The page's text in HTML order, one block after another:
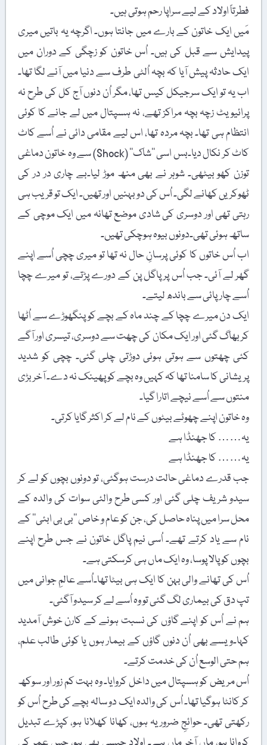
فطرتاً اولاد کے لیے سراپا رحم ہوتی ہیں۔
مَیں ایک خاتون کے بارے میں جانتا ہوں۔ اگرچہ یہ باتیں میری
پیدایش سے قبل کی ہیں۔ اُس خاتون کو زچگی کے دوران میں
ایک حادثہ پیش آیا کہ بچہ اُلٹی طرف سے دنیا میں آنے لگا تھا۔
اب یہ تو ایک سرجیکل کیس تھا، مگر اُن دنوں آج کل کی طرح نہ
پرائیویٹ زچہ بچہ مراکز تھے، نہ ہسپتال میں لے جانے کا کوئی
انتظام ہی تھا۔ بچہ مردہ تھا، اس لیے مقامی دائی نے اُسے کاٹ
کاٹ کر نکال دیا۔بس اسی ’’شاک‘‘ (Shock) سے وہ خاتون دماغی
توزن کھو بیٹھی۔ شوہر نے بھی منھ موڑ لیا۔بے چاری در در کی
ٹھوکریں کھانے لگی۔ اُس کی دو بہنیں اور تھیں۔ ایک تو قریب ہی
رہتی تھی اور دوسری کی شادی موضع تھانہ میں ایک موچی کے
ساتھ ہوئی تھی۔دونوں بیوہ ہوچکی تھیں۔
اب اُس خاتوں کا کوئی پرسانِ حال نہ تھا تو میری چچی اُسے اپنے
گھر لے آئی۔ جب اُس پر پاگل پن کے دورے پڑتے، تو میرے چچا
اُسے چارپائی سے باندھ لیتے۔
ایک دن میرے چچا کے چند ماہ کے بچے کو پنگھوڑے سے اُٹھا
کر بھاگ گئی اور ایک مکان کی چھت سے دوسری، تیسری اور آگے
کئی چھتوں سے ہوتی ہوئی دوڑتی چلی گئی۔ چچی کو شدید
پریشانی کا سامنا تھا کہ کہیں وہ بچے کو پھینک نہ دے۔ آخر بڑی
منتوں سے اُسے نیچے اتارا گیا۔
وہ خاتون اپنے چھوٹے بیٹوں کے نام لے کر اکثر گایا کرتی۔
یہ…… کا جھنڈا ہے
یہ…… کا جھنڈا ہے
جب قدرے دماغی حالت درست ہوگئی، تو دونوں بچوں کو لے کر
سیدو شریف چلی گئی اور کسی طرح والئی سوات کی والدہ کے
محل سرا میں پناہ حاصل کی، جن کو عام و خاص ’’بی بی ابئی‘‘ کے
نام سے یاد کرتے تھے۔ اُسی نیم پاگل خاتون نے جس طرح اپنے
بچوں کو پالا پوسا، وہ ایک ماں ہی کرسکتی ہے۔
اُس کی تھانے والی بہن کا ایک ہی بیٹا تھا۔اُسے عالمِ جوانی میں
تپ دق کی بیماری لگ گئی تو وہ اُسے لے کر سیدو آگئی۔
ہم نے اُس کو اپنے گاؤں کی نسبت ہونے کے کارن خوش آمدید
کہا۔ویسے بھی اُن دنوں گاؤں کے بیمار ہوں یا کوئی طالب علم،
ہم حتی الوسع اُن کی خدمت کرتے۔
اُس مریض کو ہسپتال میں داخل کروایا۔ وہ بہت کم زور اور سوکھ
کر کانٹا ہوگیا تھا۔ اُس کی والدہ ایک دو سالہ بچے کی طرح اُس کو
رکھتی تھی۔ حوائجِ ضروریہ ہوں، کھانا کھلانا ہو، کپڑے تبدیل